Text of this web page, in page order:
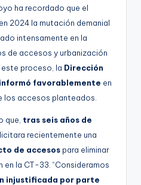
ha recordado que el
2024 la mutación demanial
intensamente en la
de accesos y urbanización
proceso, la Dirección
favorablemente en
los accesos planteados.
que, tras seis años de
recientemente una
de accesos para eliminar
la CT-33. “Consideramos
injustificada por parte